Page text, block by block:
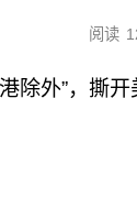
阅读
除外”，撕